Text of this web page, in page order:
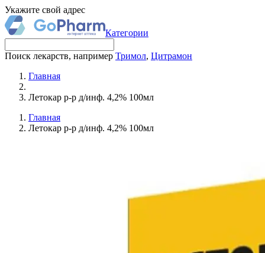
Укажите свой адрес
Категории
Поиск лекарств, например Тримол, Цитрамон
Главная
Летокар р-р д/инф. 4,2% 100мл
Главная
Летокар р-р д/инф. 4,2% 100мл